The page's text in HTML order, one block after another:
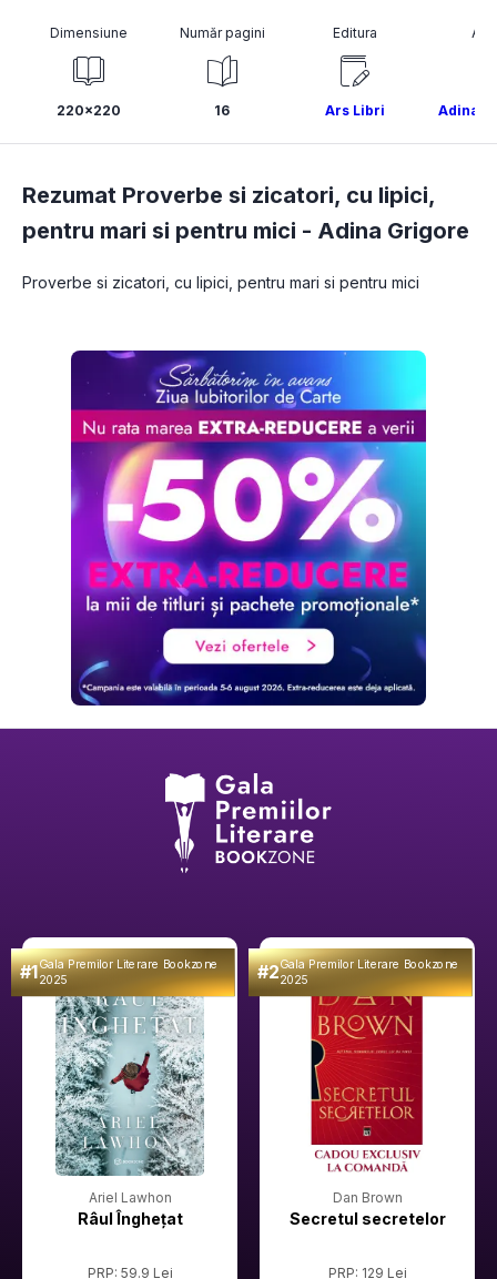
Dimensiune
220x220
Număr pagini
16
Editura
Ars Libri Adina
Rezumat Proverbe si zicatori, cu lipici,
pentru mari si pentru mici - Adina Grigore
Proverbe si zicatori, cu lipici, pentru mari si pentru mici
#1Gala Premilor Literare Bookzone
2025
Ariel Lawhon
Râul Înghețat
PRP: 59.9 Lei
#2Gala Premilor Literare Bookzone
2025
Dan Brown
Secretul secretelor
PRP: 129 Lei